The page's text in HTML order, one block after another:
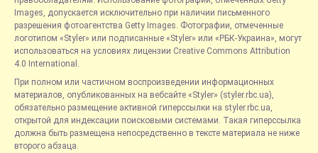
Images, допускается исключительно при наличии письменного
разрешения фотоагентства Getty Images. Фотографии, отмеченные
логотипом «Styler» или подписанные «Styler» или «РБК-Украина», могут
использоваться на условиях лицензии Creative Commons Attribution
4.0 International.
При полном или частичном воспроизведении информационных
материалов, опубликованных на вебсайте «Styler» (styler.rbc.ua),
обязательно размещение активной гиперссылки на styler.rbc.ua,
открытой для индексации поисковыми системами. Такая гиперссылка
должна быть размещена непосредственно в тексте материала не ниже
второго абзаца.